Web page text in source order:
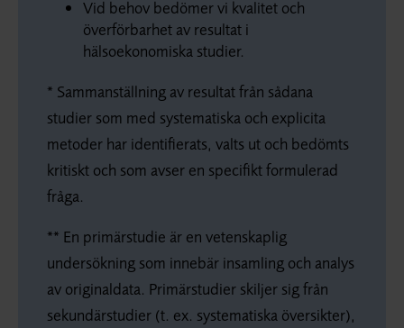
Vid behov bedömer vi kvalitet och
överförbarhet av resultat i
hälsoekonomiska studier.
* Sammanställning av resultat från sådana
studier som med systematiska och explicita
metoder har identifierats, valts ut och bedömts
kritiskt och som avser en specifikt formulerad
fråga.
** En primärstudie är en vetenskaplig
undersökning som innebär insamling och analys
av originaldata. Primärstudier skiljer sig från
sekundärstudier (t. ex. systematiska översikter),